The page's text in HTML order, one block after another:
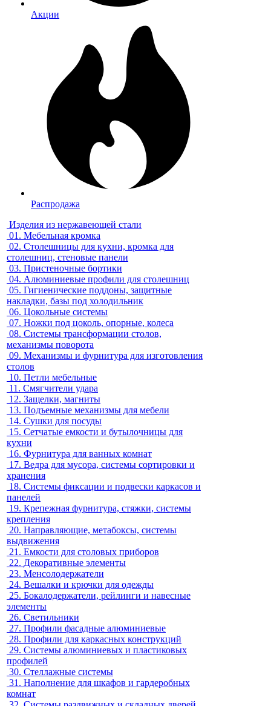
Акции
Распродажа
Изделия из нержавеющей стали
01. Мебельная кромка
02. Столешницы для кухни, кромка для
столешниц, стеновые панели
03. Пристеночные бортики
04. Алюминиевые профили для столешниц
05. Гигиенические поддоны, защитные
накладки, базы под холодильник
06. Цокольные системы
07. Ножки под цоколь, опорные, колеса
08. Системы трансформации столов,
механизмы поворота
09. Механизмы и фурнитура для изготовления
столов
10. Петли мебельные
11. Смягчители удара
12. Защелки, магниты
13. Подъемные механизмы для мебели
14. Сушки для посуды
15. Сетчатые емкости и бутылочницы для
кухни
16. Фурнитура для ванных комнат
17. Ведра для мусора, системы сортировки и
хранения
18. Системы фиксации и подвески каркасов и
панелей
19. Крепежная фурнитура, стяжки, системы
крепления
20. Направляющие, метабоксы, системы
выдвижения
21. Емкости для столовых приборов
22. Декоративные элементы
23. Менсолодержатели
24. Вешалки и крючки для одежды
25. Бокалодержатели, рейлинги и навесные
элементы
26. Светильники
27. Профили фасадные алюминиевые
28. Профили для каркасных конструкций
29. Системы алюминиевых и пластиковых
профилей
30. Стеллажные системы
31. Наполнение для шкафов и гардеробных
комнат